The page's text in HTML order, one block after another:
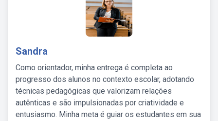
Sandra
Como orientador, minha entrega é completa ao
progresso dos alunos no contexto escolar, adotando
técnicas pedagógicas que valorizam relações
autênticas e são impulsionadas por criatividade e
entusiasmo. Minha meta é guiar os estudantes em sua